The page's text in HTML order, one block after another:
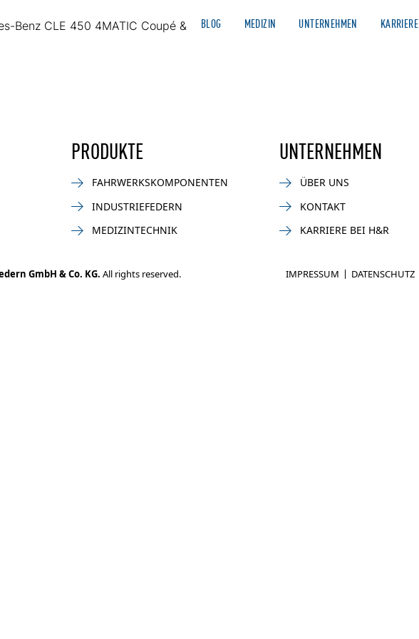
BLOG MEDIZIN UNTERNEHMEN KARRIERE
Benz CLE 450 4MATIC Coupé & Cabriolet (Typ C236)
PRODUKTE
FAHRWERKSKOMPONENTEN
INDUSTRIEFEDERN
MEDIZINTECHNIK
UNTERNEHMEN
ÜBER UNS
KONTAKT
KARRIERE BEI H&R
GmbH & Co. KG. All rights reserved. IMPRESSUM DATENSCHUTZ